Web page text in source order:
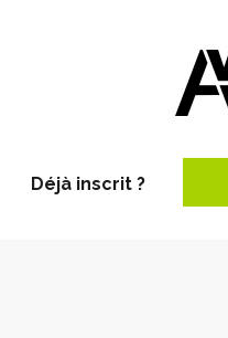
Déjà inscrit ?